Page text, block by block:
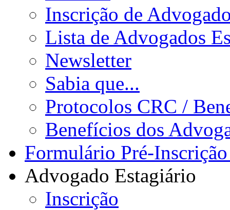
Inscrição de
Lista de Advogados
Newsletter
Sabia que...
Protocolos CRC /
Benefícios dos
Formulário Pré-
Advogado Estagiário
Inscrição